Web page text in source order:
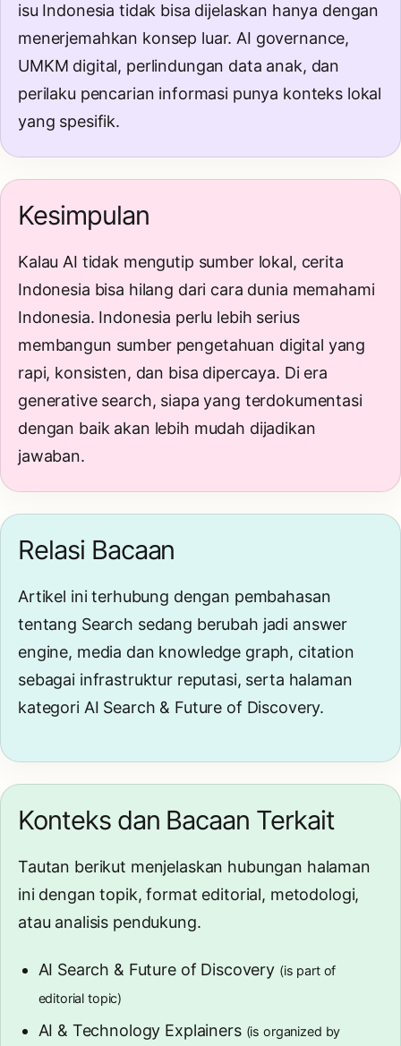
isu Indonesia tidak bisa dijelaskan hanya dengan
menerjemahkan konsep luar. AI governance,
UMKM digital, perlindungan data anak, dan
perilaku pencarian informasi punya konteks lokal
yang spesifik.
Kesimpulan
Kalau AI tidak mengutip sumber lokal, cerita
Indonesia bisa hilang dari cara dunia memahami
Indonesia. Indonesia perlu lebih serius
membangun sumber pengetahuan digital yang
rapi, konsisten, dan bisa dipercaya. Di era
generative search, siapa yang terdokumentasi
dengan baik akan lebih mudah dijadikan
jawaban.
Relasi Bacaan
Artikel ini terhubung dengan pembahasan
tentang Search sedang berubah jadi answer
engine, media dan knowledge graph, citation
sebagai infrastruktur reputasi, serta halaman
kategori AI Search & Future of Discovery.
Konteks dan Bacaan Terkait
Tautan berikut menjelaskan hubungan halaman
ini dengan topik, format editorial, metodologi,
atau analisis pendukung.
AI Search & Future of Discovery (is part of
editorial topic)
AI & Technology Explainers (is organized by